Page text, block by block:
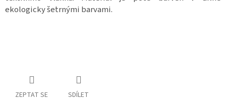
ekologicky šetrnými barvami.
ZEPTAT SE SDÍLET